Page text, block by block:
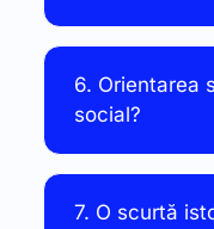
6. Orientarea
social?